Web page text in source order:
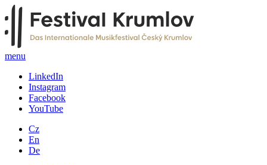
menu
LinkedIn
Instagram
Facebook
YouTube
Cz
En
De